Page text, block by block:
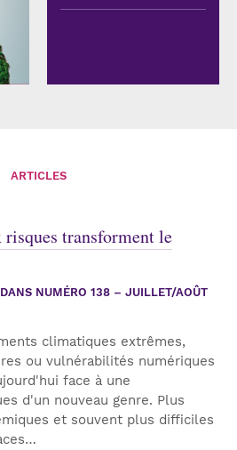
ARTICLES
risques transforment le
DANS NUMÉRO 138 – JUILLET/AOÛT
climatiques extrêmes,
ou vulnérabilités numériques
face à une
d'un nouveau genre. Plus
et souvent plus difficiles